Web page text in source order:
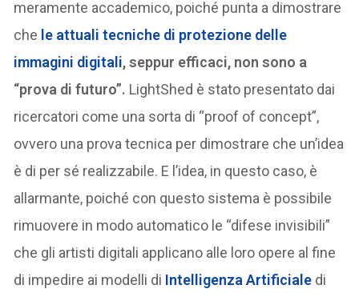
meramente accademico, poiché punta a dimostrare
che le attuali tecniche di protezione delle
immagini digitali, seppur efficaci, non sono a
“prova di futuro”. LightShed è stato presentato dai
ricercatori come una sorta di “proof of concept”,
ovvero una prova tecnica per dimostrare che un’idea
è di per sé realizzabile. E l’idea, in questo caso, è
allarmante, poiché con questo sistema è possibile
rimuovere in modo automatico le “difese invisibili”
che gli artisti digitali applicano alle loro opere al fine
di impedire ai modelli di Intelligenza Artificiale di